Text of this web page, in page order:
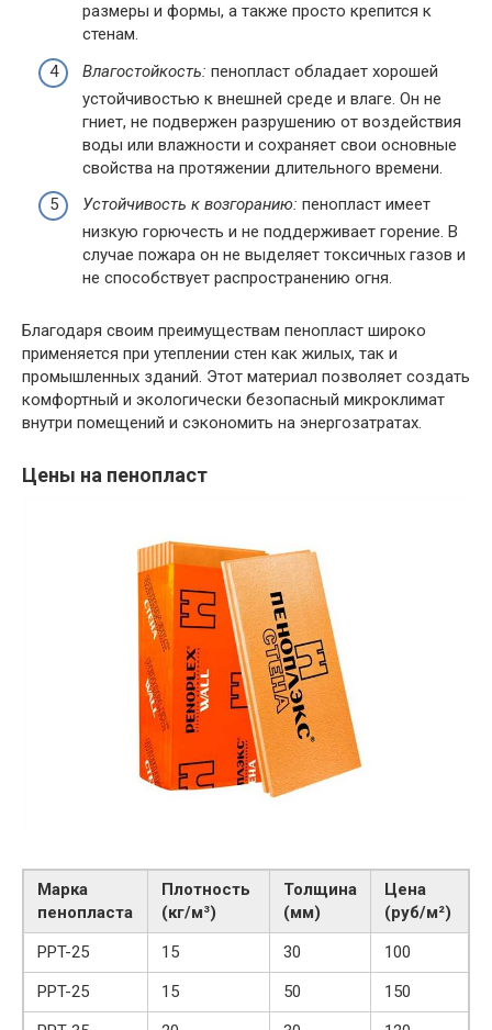
размеры и формы, а также просто крепится к
стенам.
Влагостойкость: пенопласт обладает хорошей
устойчивостью к внешней среде и влаге. Он не
гниет, не подвержен разрушению от воздействия
воды или влажности и сохраняет свои основные
свойства на протяжении длительного времени.
Устойчивость к возгоранию: пенопласт имеет
низкую горючесть и не поддерживает горение. В
случае пожара он не выделяет токсичных газов и
не способствует распространению огня.
Благодаря своим преимуществам пенопласт широко
применяется при утеплении стен как жилых, так и
промышленных зданий. Этот материал позволяет создать
комфортный и экологически безопасный микроклимат
внутри помещений и сэкономить на энергозатратах.
Цены на пенопласт
Марка
пенопласта
Плотность
(кг/м³)
Толщина
(мм)
Цена
(руб/м²)
PPT-25
15 30
100
PPT-25
15 50
150